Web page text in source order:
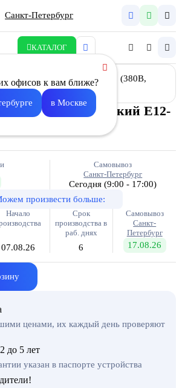
Санкт-Петербург
КАТАЛОГ
офисов к вам ближе?
в Москве
электрический E12-
Самовывоз
Санкт-Петербург
Сегодня(9:00 - 17:00)
произвести больше:
Начало
07.08.26
Срок
производства в
раб. днях
6
Самовывоз
Санкт-
Петербург
17.08.26
ценами, их каждый день проверяют
до 5 лет
указан в паспорте устройства